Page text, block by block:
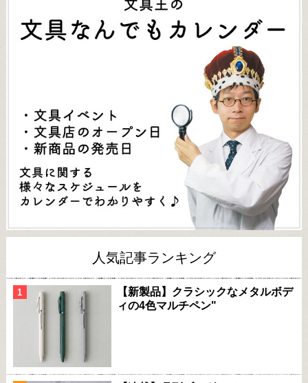
人気記事ランキング
【新製品】クラシックなメタルボデ
ィの4色マルチペン"